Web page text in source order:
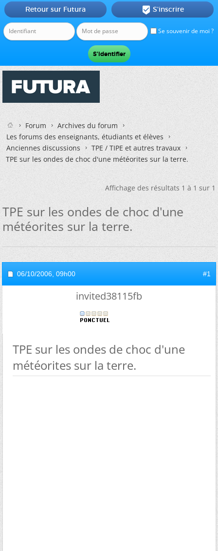
Se souvenir de moi ?
Retour sur Futura  S'inscrire
Forum
Archives du forum
Les forums des enseignants, étudiants et élèves
Anciennes discussions
TPE / TIPE et autres travaux
TPE sur les ondes de choc d'une météorites sur la terre.
Affichage des résultats 1 à 1 sur 1
TPE sur les ondes de choc d'une
météorites sur la terre.
06/10/2006, 09h00 #1
invited38115fb
TPE sur les ondes de choc d'une
météorites sur la terre.